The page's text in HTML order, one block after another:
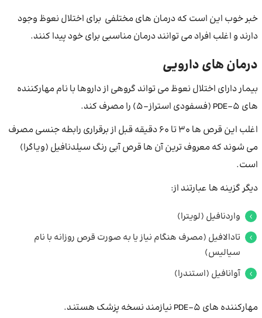
خبر خوب این است که درمان های مختلفی برای اختلال نعوظ وجود
دارند و اغلب افراد می توانند درمان مناسبی برای خود پیدا کنند.
درمان های دارویی
بیمار دارای اختلال نعوظ می تواند گروهی از داروها با نام مهارکننده
های PDE-5 (فسفودی استراز-5) را مصرف کند.
اغلب این قرص ها 30 تا 60 دقیقه قبل از برقراری رابطه جنسی مصرف
می شوند که معروف ترین آن ها قرص آبی رنگ سیلدنافیل (ویاگرا)
است.
دیگر گزینه ها عبارتند از:
واردنافیل (لویترا)
تادالافیل (مصرف هنگام نیاز یا به صورت قرص روزانه با نام
سیالیس)
آوانافیل (استندرا)
مهارکننده های PDE-5 نیازمند نسخه پزشک هستند.